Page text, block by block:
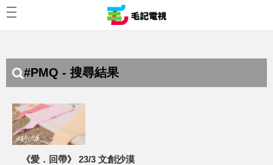
#PMQ - 搜尋結果
《愛．回帶》 23/3 文創沙漠